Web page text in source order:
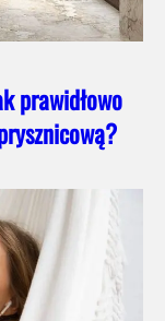
prawidłowo